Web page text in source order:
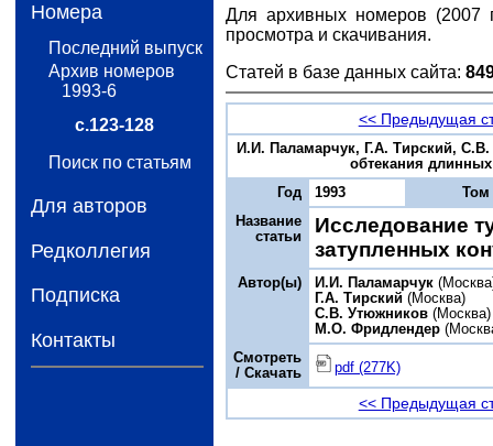
Номера
Последний выпуск
Архив номеров
1993-6
с.123-128
Поиск по статьям
Для авторов
Редколлегия
Подписка
Контакты
Для архивных номеров (2007
просмотра и скачивания.
Статей в базе данных сайта:
<< Предыдущая
И.И. Паламарчук, Г.А. Тирский,
обтекания
Год
1993
Том
Название
статьи
Исследование
затупленных
Автор(ы) И.И. Паламарчук
Г.А. Тирский (Москва)
С.В. Утюжников (Москва)
М.О. Фридлендер
Смотреть
/ Скачать
pdf (277K)
<< Предыдущая